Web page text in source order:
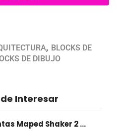
, BLOCKS DE
DE DIBUJO
Interesar
Sacapuntas Maped Shaker 2 Orificios - Bote Con 12